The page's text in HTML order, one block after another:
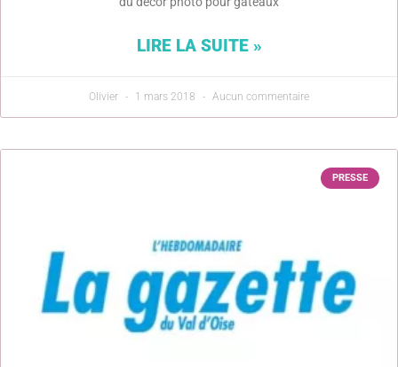
LIRE LA SUITE »
Olivier 1 mars 2018 Aucun commentaire
PRESSE